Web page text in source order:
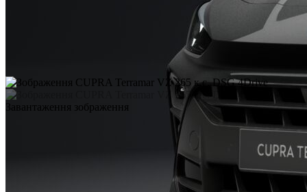
Завантаження зображення